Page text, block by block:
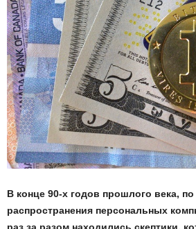
В конце 90-х годов прошлого века,
распространения персональных